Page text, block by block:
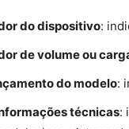
do dispositivo:
de volume ou
do modelo:
técnicas: